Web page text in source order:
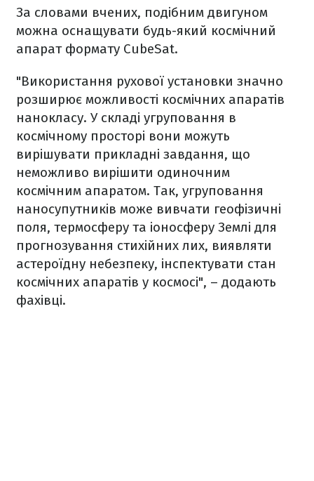
За словами вчених, подібним двигуном
можна оснащувати будь-який космічний
апарат формату CubeSat.
"Використання рухової установки значно
розширює можливості космічних апаратів
нанокласу. У складі угруповання в
космічному просторі вони можуть
вирішувати прикладні завдання, що
неможливо вирішити одиночним
космічним апаратом. Так, угруповання
наносупутників може вивчати геофізичні
поля, термосферу та іоносферу Землі для
прогнозування стихійних лих, виявляти
астероїдну небезпеку, інспектувати стан
космічних апаратів у космосі", – додають
фахівці.